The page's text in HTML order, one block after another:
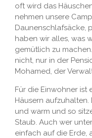
oft wird das
nehmen unsere
Daunenschlafsäcke,
haben wir alles, was
gemütlich zu
nicht, nur in der
Mohamed, der
Für die Einwohner ist
Häusern
und warm und so
Staub. Auch wer
einfach auf die Erde,